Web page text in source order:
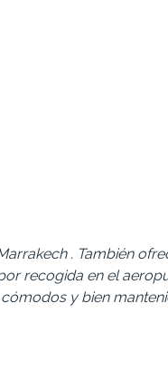
. También
recogida en el
y bien